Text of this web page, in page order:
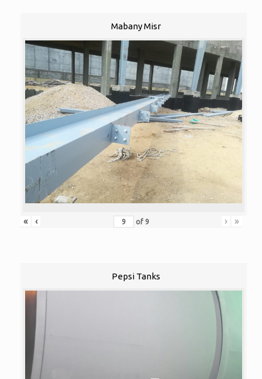
Mabany Misr
« ‹ of 9 › »
Pepsi Tanks